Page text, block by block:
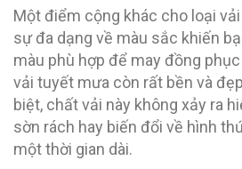
Một điểm cộng khác cho loại
sự đa dạng về màu sắc khiến
màu phù hợp để may đồng
vải tuyết mưa còn rất bền và
biệt, chất vải này không xảy ra
sờn rách hay biến đổi về hình
một thời gian dài.